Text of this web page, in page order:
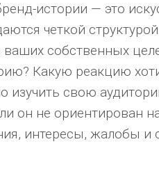
истории — это
четкой
собственных
Какую реакцию
изучить свою
он не ориентирован
интересы, жалобы и